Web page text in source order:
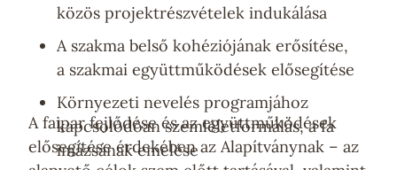
közös projektrészvételek indukálása
A szakma belső kohéziójának erősítése,
a szakmai együttműködések elősegítése
Környezeti nevelés programjához
kapcsolódóan szemléletformálás, a fa
imázsának emelése
A faipar fejlődése és az együttműködések
elősegítése érdekében az Alapítványnak – az